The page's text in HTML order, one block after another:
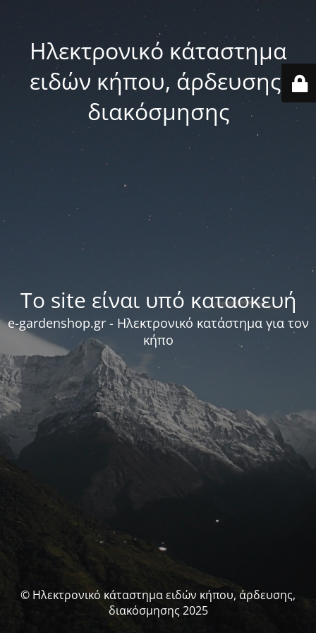
Ηλεκτρονικό κάταστημα
ειδών κήπου, άρδευσης,
διακόσμησης
Το site είναι υπό κατασκευή
e-gardenshop.gr - Ηλεκτρονικό κατάστημα για τον
κήπο
© Ηλεκτρονικό κάταστημα ειδών κήπου, άρδευσης,
διακόσμησης 2025